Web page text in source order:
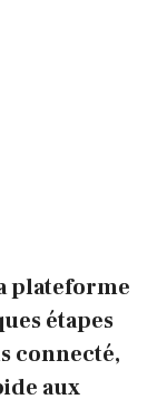
plateforme
étapes
connecté,
aux